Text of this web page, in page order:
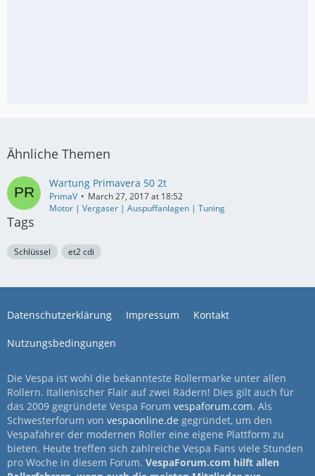
Ähnliche Themen
Wartung Primavera 50 2t
PrimaV
March 27, 2017 at 18:52
Motor | Vergaser | Auspuffanlagen | Tuning
Tags
Schlüssel et2 cdi
Datenschutzerklärung Impressum Kontakt
Nutzungsbedingungen
Die Vespa ist wohl die bekannteste Rollermarke unter allen
Rollern. Italienischer Flair auf zwei Rädern! Dies gilt auch für
das 2009 gegründete Vespa Forum vespaforum.com. Als
Schwesterforum von vespaonline.de gegründet, um den
Vespafahrer der modernen Roller eine eigene Plattform zu
bieten. Heute treffen sich zahlreiche Vespa Fans viele Stunden
pro Woche in diesem Forum. VespaForum.com hilft allen